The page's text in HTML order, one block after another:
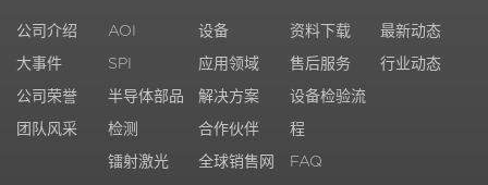
公司介绍
大事件
公司荣誉
团队风采
AOI
SPI
半导体部品
检测
镭射激光
设备
应用领域
解决方案
合作伙伴
全球销售网
资料下载
售后服务
设备检验流
程
FAQ
最新动态
行业动态